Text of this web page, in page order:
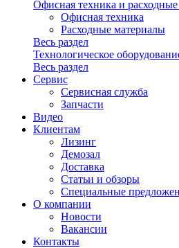
Офисная техника и
Офисная техника
Расходные материалы
Весь раздел
Технологическое
Весь раздел
Сервис
Сервисная служба
Запчасти
Видео
Клиентам
Лизинг
Демозал
Доставка
Статьи и обзоры
Специальные
О компании
Новости
Вакансии
Контакты